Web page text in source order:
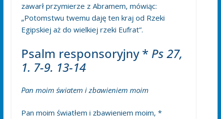
zawarł przymierze z Abramem, mówiąc:
„Potomstwu twemu daję ten kraj od Rzeki
Egipskiej aż do wielkiej rzeki Eufrat”.
Psalm responsoryjny * Ps 27,
1. 7-9. 13-14
Pan moim światem i zbawieniem moim
Pan moim światłem i zbawieniem moim, *